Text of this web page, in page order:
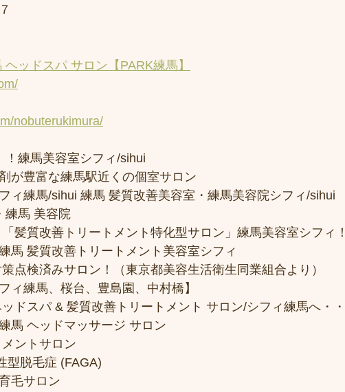
ッドスパ サロン【PARK練馬】
nobuterukimura/
練馬美容室シフィ/sihui
が豊富な練馬駅近くの個室サロン
ィ練馬/sihui 練馬 髪質改善美容室・練馬美容院シフィ/sihui
練馬 美容院
髪質改善トリートメント特化型サロン」練馬美容室シフィ！
馬 髪質改善トリートメント美容室シフィ
点検済みサロン！（東京都美容生活衛生同業組合より）
ィ練馬、桜台、豊島園、中村橋】
ドスパ & 髪質改善トリートメント サロン/シフィ練馬へ・・
馬 ヘッドマッサージ サロン
ントサロン
型脱毛症 (FAGA)
毛サロン